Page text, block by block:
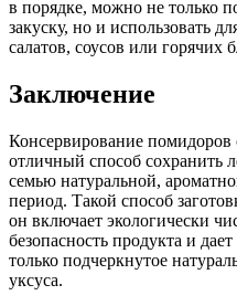
в порядке, можно не только
закуску, но и использовать
салатов, соусов или горячих
Заключение
Консервирование
отличный способ сохранить
семью натуральной,
период. Такой способ
он включает экологически
безопасность продукта и
только подчеркнутое
уксуса.